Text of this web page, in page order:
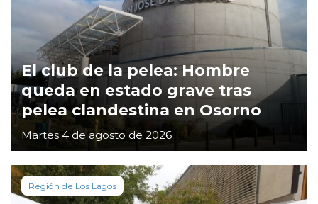
El club de la pelea: Hombre
queda en estado grave tras
pelea clandestina en Osorno
Martes 4 de agosto de 2026
Región de Los Lagos